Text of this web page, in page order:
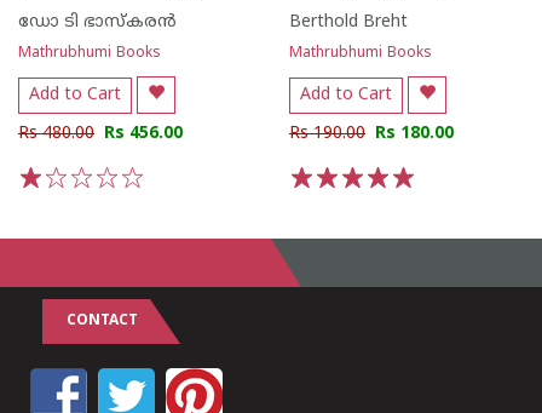
ഡോ ടി ഭാസ്കരന്‍
Mathrubhumi Books
Add to Cart
Rs 480.00 Rs 456.00
Berthold Breht
Mathrubhumi Books
Add to Cart
Rs 190.00 Rs 180.00
CONTACT